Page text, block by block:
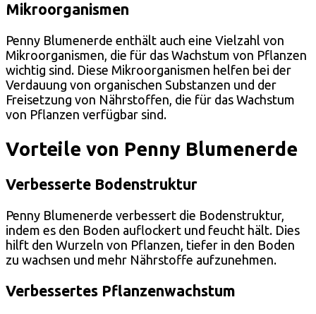
Mikroorganismen
Penny Blumenerde enthält auch eine Vielzahl von
Mikroorganismen, die für das Wachstum von Pflanzen
wichtig sind. Diese Mikroorganismen helfen bei der
Verdauung von organischen Substanzen und der
Freisetzung von Nährstoffen, die für das Wachstum
von Pflanzen verfügbar sind.
Vorteile von Penny Blumenerde
Verbesserte Bodenstruktur
Penny Blumenerde verbessert die Bodenstruktur,
indem es den Boden auflockert und feucht hält. Dies
hilft den Wurzeln von Pflanzen, tiefer in den Boden
zu wachsen und mehr Nährstoffe aufzunehmen.
Verbessertes Pflanzenwachstum